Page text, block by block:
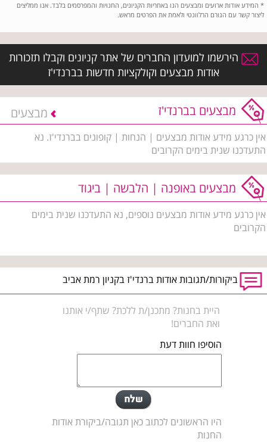
* המידע אודות ארועים ומבצעים הנו באחריות הקניונים, החנויות והמפרסמים בלבד. אנו ממליצים
ליצור קשר עם הגורם הרלוונטי ולאמת את הפרטים מראש.
הירשמו למועדון החברים של אתר קניונים וקבלו תזכורות
אודות מבצעים וקולקציות חדשות בברנדי'ז
מבצעים בברנדי'ז מבצעים
אין כרגע מידע אודות מבצעים | הנחות | קופונים בברנדי'ז. נא
התעדכנו שנית בימים הקרובים
מבצעים באופנה | הלבשה | ביגוד
אין כרגע מידע אודות מבצעים נוספים, נא התעדכנו שנית בימים
הקרובים
ביקורות/תגובות אודות ברנדי'ז בקניון רמת אביב
היית בחנות? מתכנן/ת ללכת? שתף/י אותנו
ואת החברים!
הוסיפו חוות דעת
היו הראשונים לכתוב כאן תגובה/ביקורת אודות
החנות